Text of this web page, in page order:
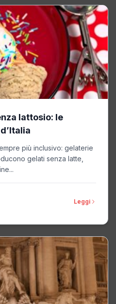
lattosio: le
più inclusivo: gelaterie
gelati senza latte,
Leggi